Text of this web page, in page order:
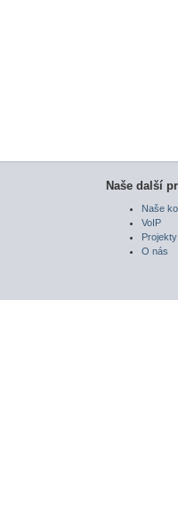
Naše další
Naše
VoIP
Projekty
O nás